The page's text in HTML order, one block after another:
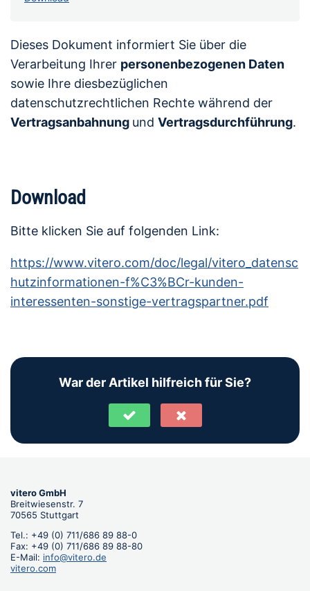
Dieses Dokument informiert Sie über die
Verarbeitung Ihrer personenbezogenen Daten
sowie Ihre diesbezüglichen
datenschutzrechtlichen Rechte während der
Vertragsanbahnung und Vertragsdurchführung.
Download
Bitte klicken Sie auf folgenden Link:
https://www.vitero.com/doc/legal/vitero_datensc
hutzinformationen-f%C3%BCr-kunden-
interessenten-sonstige-vertragspartner.pdf
War der Artikel hilfreich für Sie?
vitero GmbH
Breitwiesenstr. 7
70565 Stuttgart
Tel.: +49 (0) 711/686 89 88-0
Fax: +49 (0) 711/686 89 88-80
E-Mail: info@vitero.de
vitero.com